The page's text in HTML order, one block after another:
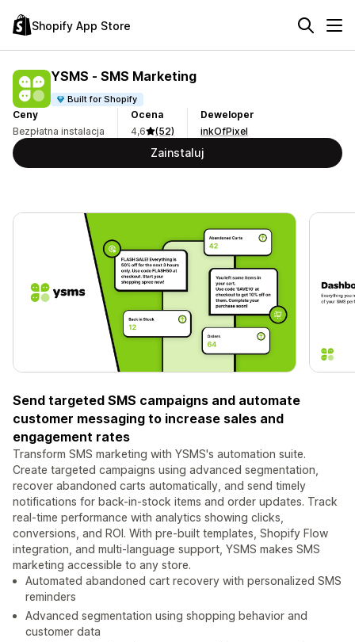
Shopify App Store
YSMS ‑ SMS Marketing
Built for Shopify
Ceny
Bezpłatna instalacja
Ocena
4,6
(52)
Deweloper
inkOfPixel
Zainstaluj
Send targeted SMS campaigns and automate
customer messaging to increase sales and
engagement rates
Transform SMS marketing with YSMS's automation suite.
Create targeted campaigns using advanced segmentation,
recover abandoned carts automatically, and send timely
notifications for back-in-stock items and order updates. Track
real-time performance with analytics showing clicks,
conversions, and ROI. With pre-built templates, Shopify Flow
integration, and multi-language support, YSMS makes SMS
marketing accessible to any store.
Automated abandoned cart recovery with personalized SMS
reminders
Advanced segmentation using shopping behavior and
customer data